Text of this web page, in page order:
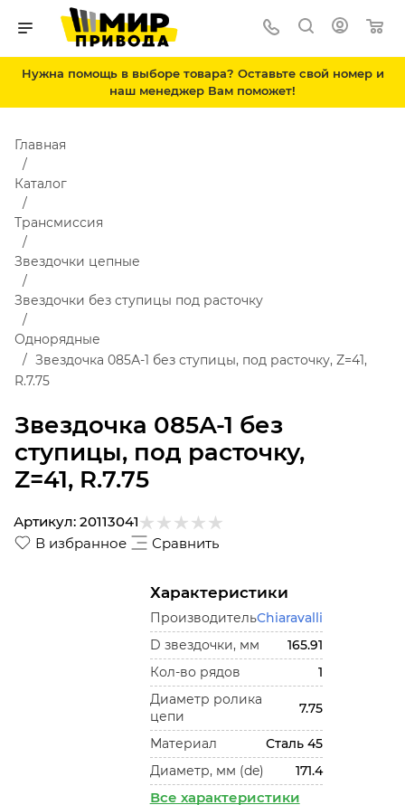
Нужна помощь в выборе товара? Оставьте свой номер и
наш менеджер Вам поможет!
Звездочка 085А-1 без
ступицы, под расточку,
Z=41, R.7.75
Главная
Каталог
Трансмиссия
Звездочки цепные
Звездочки без ступицы под расточку
Однорядные
Звездочка 085А-1 без ступицы, под расточку, Z=41,
R.7.75
В избранное Сравнить
Артикул: 20113041
Характеристики
ПроизводительChiaravalli
D звездочки, мм
165.91
Кол-во рядов
1
Диаметр ролика
цепи
7.75
Материал
Сталь 45
Диаметр, мм (de)
171.4
Все характеристики